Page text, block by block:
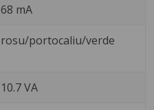
68 mA
rosu/portocaliu/verde
10.7 VA